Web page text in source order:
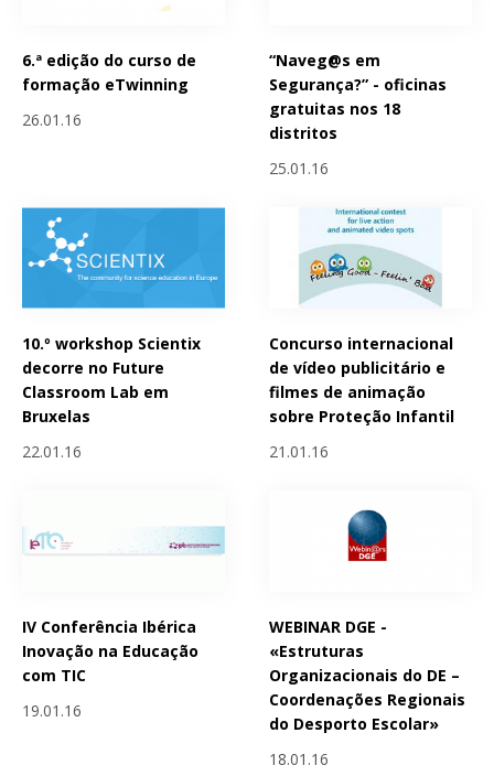
6.ª edição do curso de
formação eTwinning
26.01.16
“Naveg@s em
Segurança?” - oficinas
gratuitas nos 18
distritos
25.01.16
10.º workshop Scientix
decorre no Future
Classroom Lab em
Bruxelas
22.01.16
Concurso internacional
de vídeo publicitário e
filmes de animação
sobre Proteção Infantil
21.01.16
IV Conferência Ibérica
Inovação na Educação
com TIC
19.01.16
WEBINAR DGE -
«Estruturas
Organizacionais do DE –
Coordenações Regionais
do Desporto Escolar»
18.01.16